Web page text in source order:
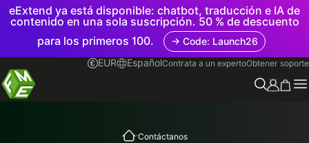
eExtend ya está disponible: chatbot, traducción e IA de
contenido en una sola suscripción. 50 % de descuento
para los primeros 100.
→ Code: Launch26
EUR
EspañolContrata a un expertoObtener soporte
.Contáctanos